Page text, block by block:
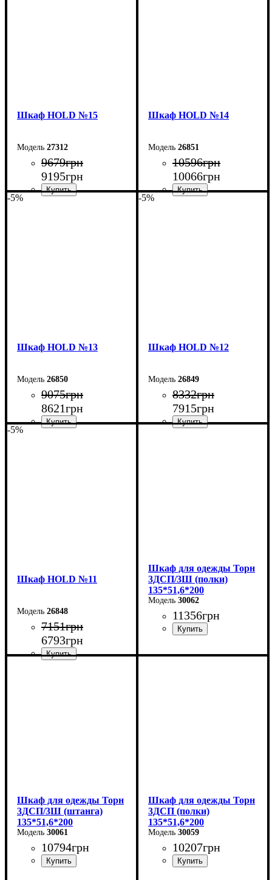
Шкаф НOLD №15
27312
9679грн
9195грн
Шкаф НOLD №14
26851
10596грн
10066грн
-5%
Шкаф НOLD №13
26850
9075грн
8621грн
-5%
Шкаф НOLD №12
26849
8332грн
7915грн
-5%
Шкаф НOLD №11
26848
7151грн
6793грн
Шкаф для одежды Торн
3ДСП/3Ш (полки)
135*51,6*200
30062
11356грн
Ширина: 135 см
Шкаф для одежды Торн
3ДСП/3Ш (штанга)
135*51,6*200
30061
10794грн
Шкаф для одежды Торн
3ДСП (полки)
135*51,6*200
30059
10207грн